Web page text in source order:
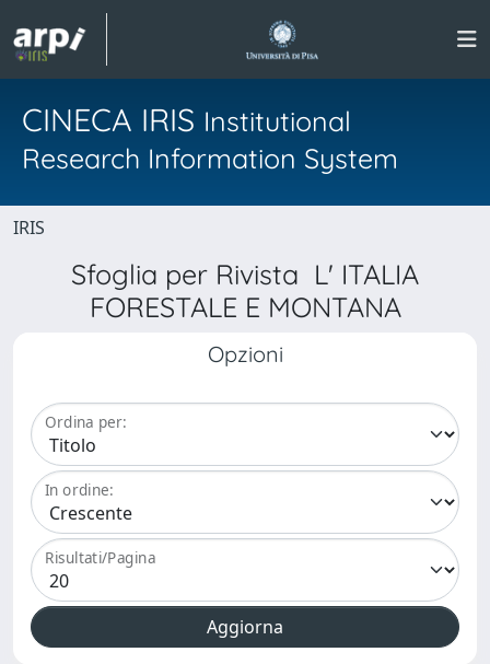
CINECA IRIS Institutional
Research Information System
IRIS
Sfoglia per Rivista L' ITALIA
FORESTALE E MONTANA
Opzioni
Ordina per:
In ordine:
Risultati/Pagina